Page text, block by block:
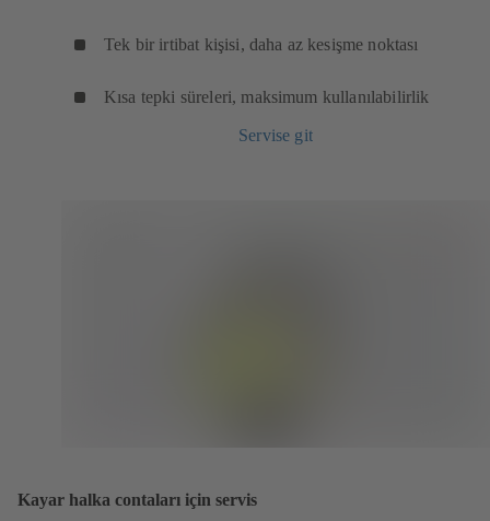
Tek bir irtibat kişisi, daha az kesişme noktası
Kısa tepki süreleri, maksimum kullanılabilirlik
Servise git
Kayar halka contaları için servis